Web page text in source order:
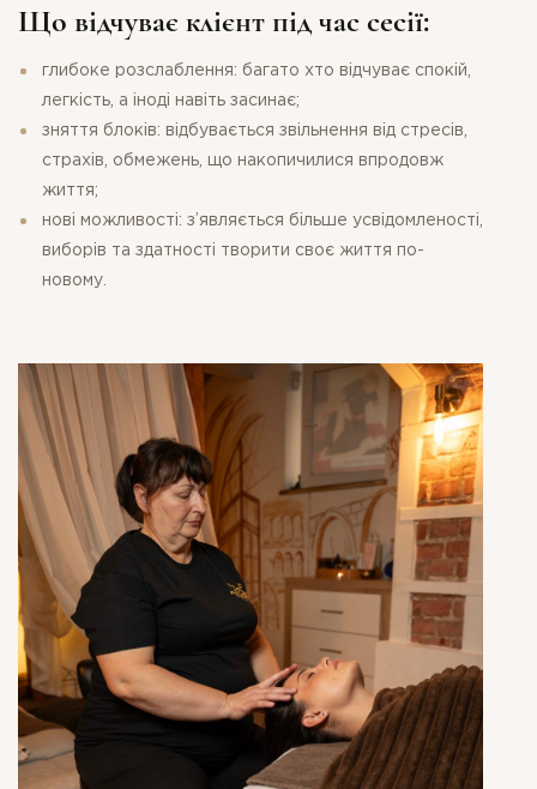
Що відчуває клієнт під час сесії:
глибоке розслаблення: багато хто відчуває спокій,
легкість, а іноді навіть засинає;
зняття блоків: відбувається звільнення від стресів,
страхів, обмежень, що накопичилися впродовж
життя;
нові можливості: з’являється більше усвідомленості,
виборів та здатності творити своє життя по-
новому.